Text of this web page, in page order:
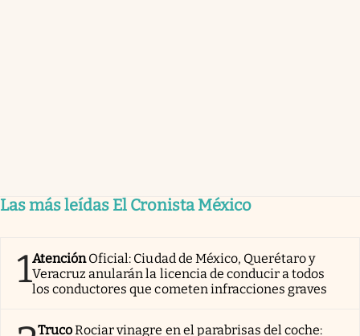
Las más leídas El Cronista México
1AtenciónOficial: Ciudad de México, Querétaro y
Veracruz anularán la licencia de conducir a todos
los conductores que cometen infracciones graves
TrucoRociar vinagre en el parabrisas del coche: